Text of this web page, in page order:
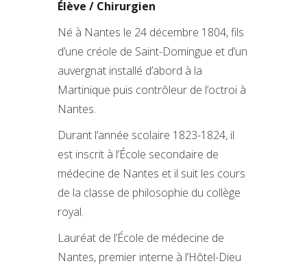
Élève / Chirurgien
Né à Nantes le 24 décembre 1804, fils
d’une créole de Saint-Domingue et d’un
auvergnat installé d’abord à la
Martinique puis contrôleur de l’octroi à
Nantes.
Durant l’année scolaire 1823-1824, il
est inscrit à l’École secondaire de
médecine de Nantes et il suit les cours
de la classe de philosophie du collège
royal.
Lauréat de l’École de médecine de
Nantes, premier interne à l’Hôtel-Dieu